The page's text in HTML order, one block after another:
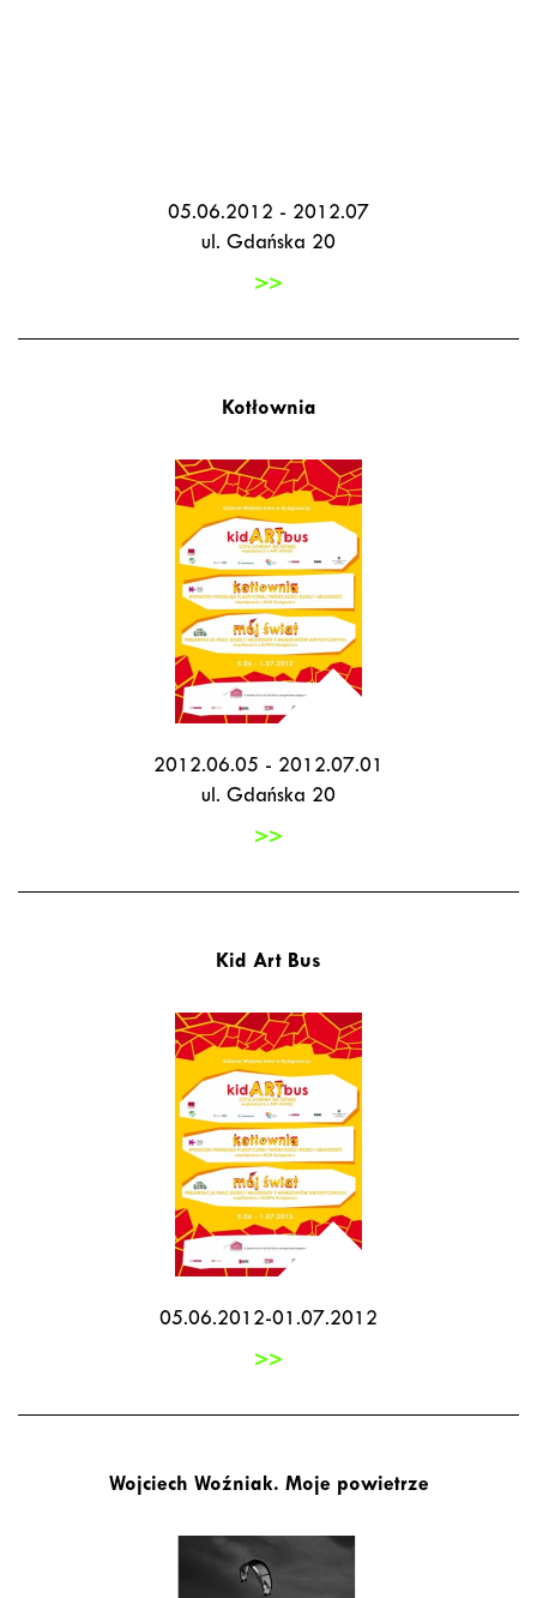
05.06.2012 - 2012.07
ul. Gdańska 20
>>
Kotłownia
2012.06.05 - 2012.07.01
ul. Gdańska 20
>>
Kid Art Bus
05.06.2012-01.07.2012
>>
Wojciech Woźniak. Moje powietrze